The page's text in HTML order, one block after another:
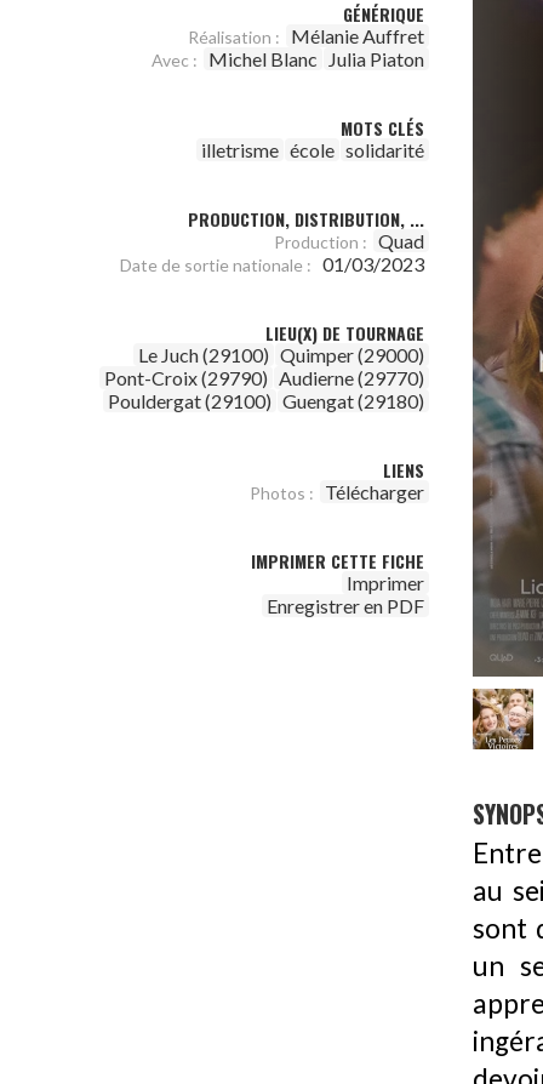
GÉNÉRIQUE
Réalisation : Mélanie Auffret
Avec : Michel Blanc Julia Piaton
MOTS CLÉS
illetrisme école solidarité
PRODUCTION, DISTRIBUTION, ...
Production : Quad
Date de sortie nationale : 01/03/2023
LIEU(X) DE TOURNAGE
Le Juch (29100) Quimper (29000)
Pont-Croix (29790) Audierne (29770)
Pouldergat (29100) Guengat (29180)
LIENS
Photos : Télécharger
IMPRIMER CETTE FICHE
Imprimer
Enregistrer en PDF
au
sont
un